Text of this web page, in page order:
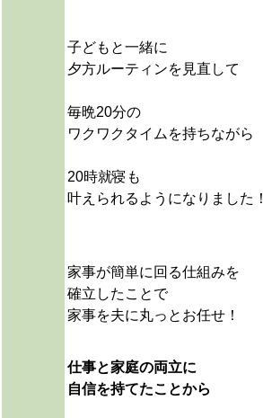
子どもと一緒に
夕方ルーティンを見直して
毎晩20分の
ワクワクタイムを持ちながら
20時就寝も
叶えられるようになりました！
家事が簡単に回る仕組みを
確立したことで
家事を夫に丸っとお任せ！
仕事と家庭の両立に
自信を持てたことから